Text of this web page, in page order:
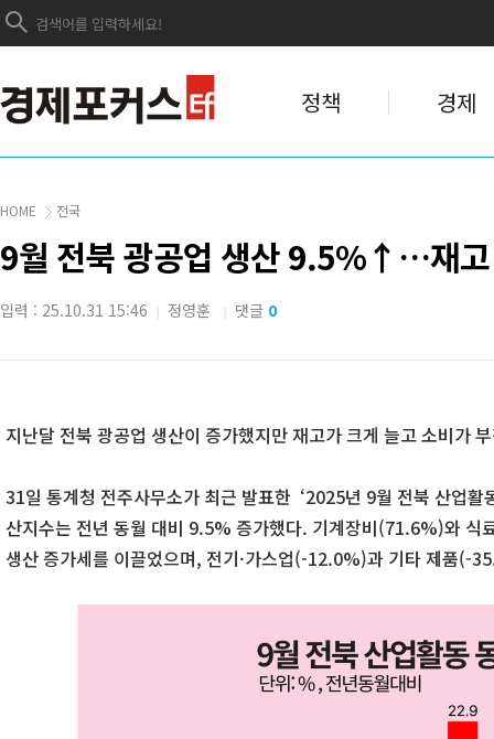
정책 경제
HOME 전국
9월 전북 광공업 생산 9.5%↑…재
입력 : 25.10.31 15:46 | 정영훈 | 댓글 0
지난달 전북 광공업 생산이 증가했지만 재고가 크게 늘고 소비가
31일 통계청 전주사무소가 최근 발표한 ‘2025년 9월 전북 산업활
산지수는 전년 동월 대비 9.5% 증가했다. 기계장비(71.6%)와
생산 증가세를 이끌었으며, 전기·가스업(-12.0%)과 기타 제품(-